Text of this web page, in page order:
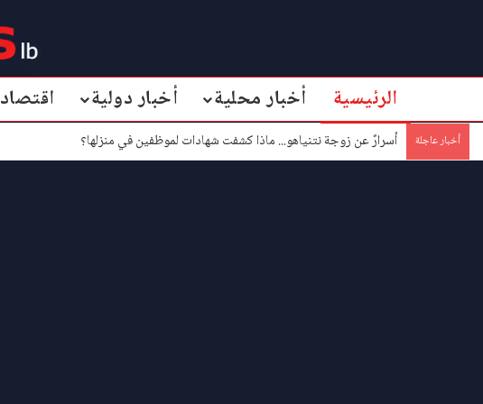
الرئيسية أخبار محلية أخبار دولية اقتصاد
أخبار عاجلة أسرارٌ عن زوجة نتنياهو... ماذا كشفت شهادات لموظفين في منزلها؟